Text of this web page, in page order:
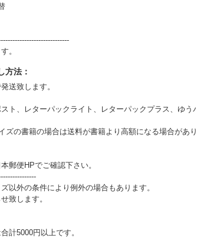
ます。
方法：
送致します。
ト、レターパックライト、レターパックプラス、ゆう
ズの書籍の場合は送料が書籍より高額になる場合があり
郵便HPでご確認下さい。
以外の条件により例外の場合もあります。
致します。
計5000円以上です。